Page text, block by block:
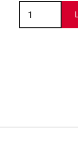
Jälkivalaiseva
lista
kaiteisiin
//